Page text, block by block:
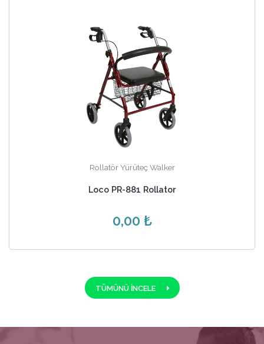
Rollatör Yürüteç Walker
Loco PR-881 Rollator
0,00 ₺
TÜMÜNÜ İNCELE